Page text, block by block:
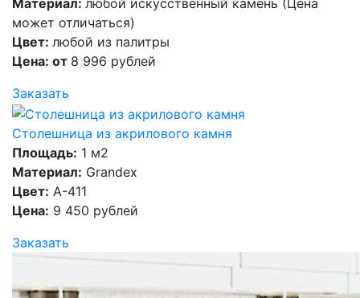
Материал: любой искусственный камень (Цена
может отличаться)
Цвет: любой из палитры
Цена: от 8 996 рублей
Заказать
Столешница из акрилового камня
Площадь: 1 м2
Материал: Grandex
Цвет: A-411
Цена: 9 450 рублей
Заказать